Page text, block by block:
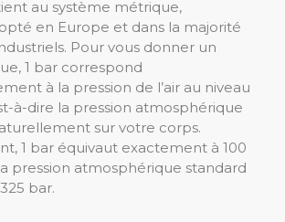
au système métrique,
en Europe et dans la majorité
Pour vous donner un
1 bar correspond
à la pression de l’air au niveau
à-dire la pression atmosphérique
sur votre corps.
1 bar équivaut exactement à 100
pression atmosphérique standard
bar.